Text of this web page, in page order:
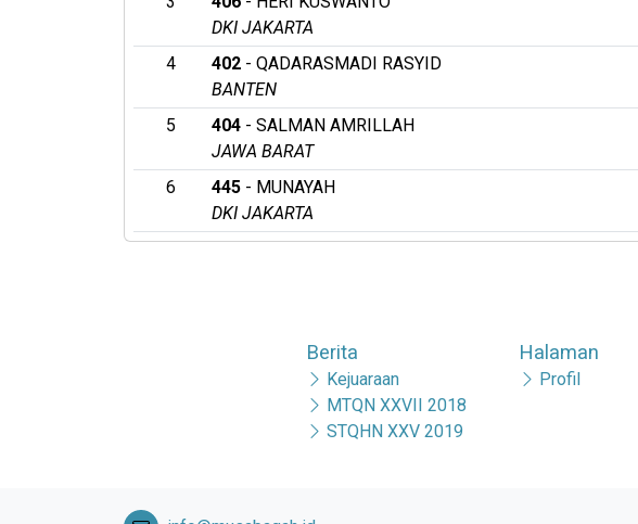
DKI JAKARTA
4
402 - QADARASMADI RASYID
BANTEN
5
404 - SALMAN AMRILLAH
JAWA BARAT
6
445 - MUNAYAH
DKI JAKARTA
Berita
Kejuaraan
MTQN XXVII 2018
STQHN XXV 2019
Halaman
Profil